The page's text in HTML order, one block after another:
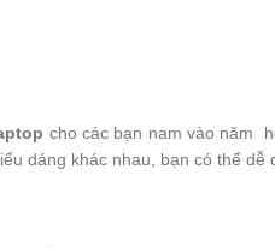
cho các bạn nam vào năm
dáng khác nhau, bạn có thể dễ